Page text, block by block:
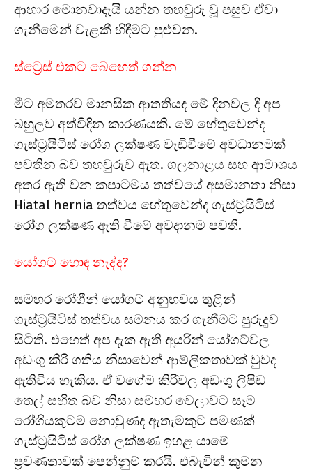
ආහාර මොනවාදැයි යන්න තහවුරු වූ පසුව ඒවා
ගැනීමෙන් වැළකී හිඳීමට පුළුවන.
ස්ට්‍රෙස් එකට බෙහෙත් ගන්න
මීට අමතරව මානසික ආතතියද මේ දිනවල දී අප
බහුලව අත්විඳින කාරණයකි. මේ හේතුවෙන්ද
ගැස්ට්‍රයිටිස් රෝග ලක්ෂණ වැඩිවීමේ අවධානමක්
පවතින බව තහවුරුව ඇත. ගලනාළය සහ ආමාශය
අතර ඇති වන කපාටමය තත්වයේ අසමානතා නිසා
Hiatal hernia තත්වය හේතුවෙන්ද ගැස්ට්‍රයිටිස්
රෝග ලක්ෂණ ඇති වීමේ අවදානම පවතී.
යෝගට් හොඳ නැද්ද?
සමහර රෝගීන් යෝගට් අනුභවය තුළින්
ගැස්ට්‍රයිටිස් තත්වය සමනය කර ගැනීමට පුරුදුව
සිටිති. එහෙත් අප දැක ඇති අයුරින් යෝගට්වල
අඩංගු කිරි ගතිය නිසාවෙන් ආම්ලිකතාවක් වුවද
ඇතිවිය හැකිය. ඒ වගේම කිරිවල අඩංගු ලිපිඩ
තෙල් සහිත බව නිසා සමහර වෙලාවට සෑම
රෝගියකුටම නොවුණද ඇතැමකුට පමණක්
ගැස්ට්‍රයිටිස් රෝග ලක්ෂණ ඉහළ යාමේ
ප්‍රවණතාවක් පෙන්නුම් කරයි. එබැවින් කුමන